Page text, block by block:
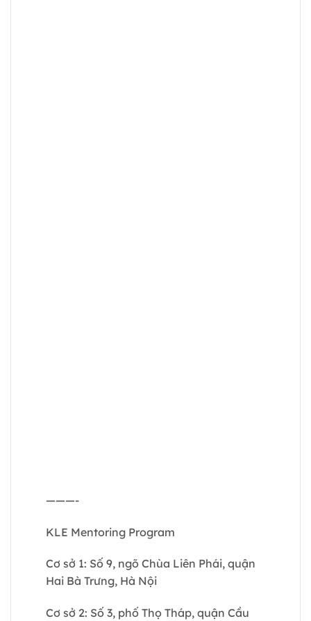
———-
KLE Mentoring Program
Cơ sở 1: Số 9, ngõ Chùa Liên Phái, quận
Hai Bà Trưng, Hà Nội
Cơ sở 2: Số 3, phố Thọ Tháp, quận Cầu